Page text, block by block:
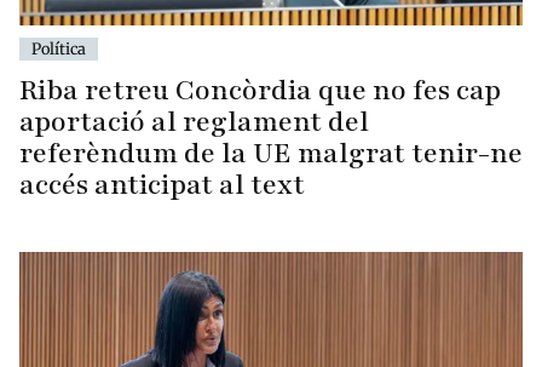
Política
Riba retreu Concòrdia que no fes cap
aportació al reglament del
referèndum de la UE malgrat tenir-ne
accés anticipat al text